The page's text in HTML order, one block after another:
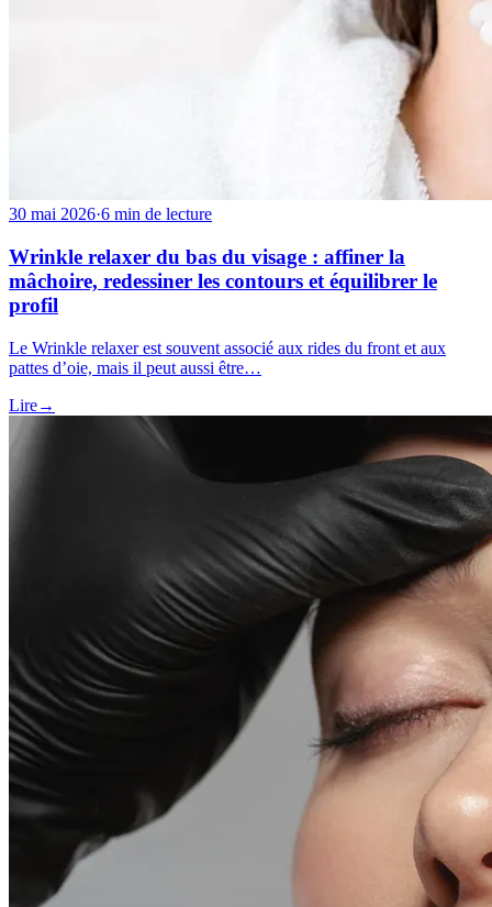
30 mai 2026·6 min de lecture
Wrinkle relaxer du bas du visage : affiner la
mâchoire, redessiner les contours et équilibrer le
profil
Le Wrinkle relaxer est souvent associé aux rides du front et aux
pattes d’oie, mais il peut aussi être…
Lire→